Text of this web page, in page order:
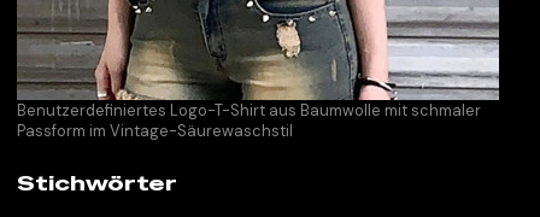
Benutzerdefiniertes Logo-T-Shirt aus Baumwolle mit schmaler
Passform im Vintage-Säurewaschstil
Stichwörter